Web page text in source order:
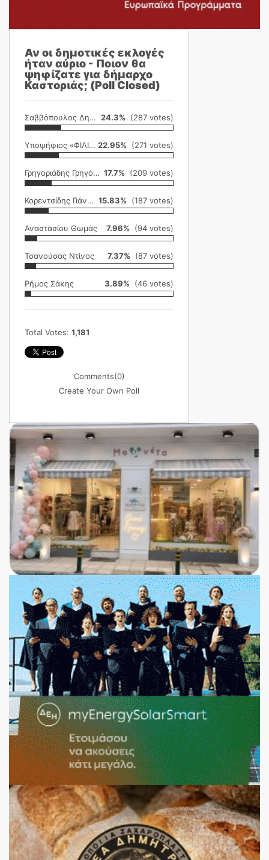
Αν οι δημοτικές εκλογές
ήταν αύριο - Ποιον θα
ψηφίζατε για δήμαρχο
Καστοριάς; (Poll Closed)
Σαββόπουλος Δημήτρης 24.3% (287 votes)
Υποψήφιος «ΦΙΛΙΚΗ ΕΤΑΙΡΕΙΑ» 22.95% (271 votes)
Γρηγοριάδης Γρηγόρης 17.7% (209 votes)
Κορεντσίδης Γιάννης 15.83% (187 votes)
Αναστασίου Θωμάς 7.96% (94 votes)
Τσανούσας Ντίνος 7.37% (87 votes)
Ρήμος Σάκης 3.89% (46 votes)
Total Votes: 1,181
Comments(0)
Create Your Own Poll